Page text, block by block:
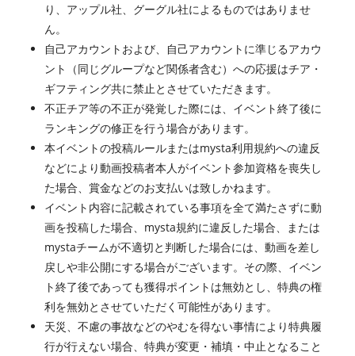
り、アップル社、グーグル社によるものではありませ
ん。
自己アカウントおよび、自己アカウントに準じるアカウ
ント（同じグループなど関係者含む）への応援はチア・
ギフティング共に禁止とさせていただきます。
不正チア等の不正が発覚した際には、イベント終了後に
ランキングの修正を行う場合があります。
本イベントの投稿ルールまたはmysta利用規約への違反
などにより動画投稿者本人がイベント参加資格を喪失し
た場合、賞金などのお支払いは致しかねます。
イベント内容に記載されている事項を全て満たさずに動
画を投稿した場合、mysta規約に違反した場合、または
mystaチームが不適切と判断した場合には、動画を差し
戻しや非公開にする場合がございます。その際、イベン
ト終了後であっても獲得ポイントは無効とし、特典の権
利を無効とさせていただく可能性があります。
天災、不慮の事故などのやむを得ない事情により特典履
行が行えない場合、特典が変更・補填・中止となること